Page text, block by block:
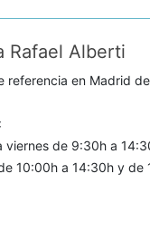
Rafael Alberti
referencia en Madrid
viernes de 9:30h a
10:00h a 14:30h y de